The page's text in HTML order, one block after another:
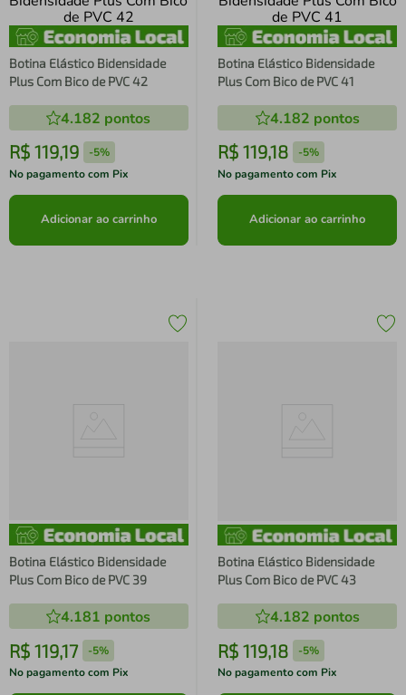
Botina Elástico Bidensidade
Plus Com Bico de PVC 42
4.182 pontos
R$ 119,19 -5%
No pagamento com Pix
Adicionar ao carrinho
Botina Elástico Bidensidade
Plus Com Bico de PVC 41
4.182 pontos
R$ 119,18 -5%
No pagamento com Pix
Adicionar ao carrinho
Botina Elástico Bidensidade
Plus Com Bico de PVC 39
4.181 pontos
R$ 119,17 -5%
No pagamento com Pix
Botina Elástico Bidensidade
Plus Com Bico de PVC 43
4.182 pontos
R$ 119,18 -5%
No pagamento com Pix